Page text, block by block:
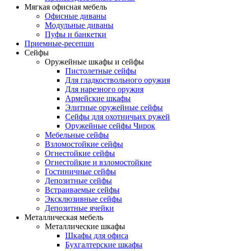
Мягкая офисная мебель
Офисные диваны
Модульные диваны
Пуфы и банкетки
Приемные-ресепшн
Сейфы
Оружейные шкафы и сейфы
Пистолетные сейфы
Для гладкоствольного оружия
Для нарезного оружия
Армейские шкафы
Элитные оружейные сейфы
Сейфы для охотничьих ружей
Оружейные сейфы Чирок
Мебельные сейфы
Взломостойкие сейфы
Огнестойкие сейфы
Огнестойкие и взломостойкие
Гостиничные сейфы
Депозитные сейфы
Встраиваемые сейфы
Эксклюзивные сейфы
Депозитные ячейки
Металлическая мебель
Металлические шкафы
Шкафы для офиса
Бухгалтерские шкафы